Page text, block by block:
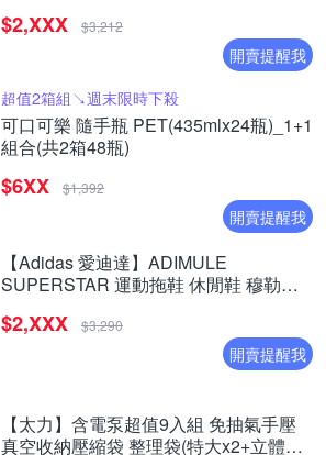
$2,XXX $3,212
開賣提醒我
超值2箱組↘︎週末限時下殺
可口可樂 隨手瓶 PET(435mlx24瓶)_1+1
組合(共2箱48瓶)
$6XX $1,392
開賣提醒我
【Adidas 愛迪達】ADIMULE
SUPERSTAR 運動拖鞋 休閒鞋 穆勒拖
選四款
$2,XXX $3,290
開賣提醒我
【太力】含電泵超值9入組 免抽氣手壓
真空收納壓縮袋 整理袋(特大x2+立體中